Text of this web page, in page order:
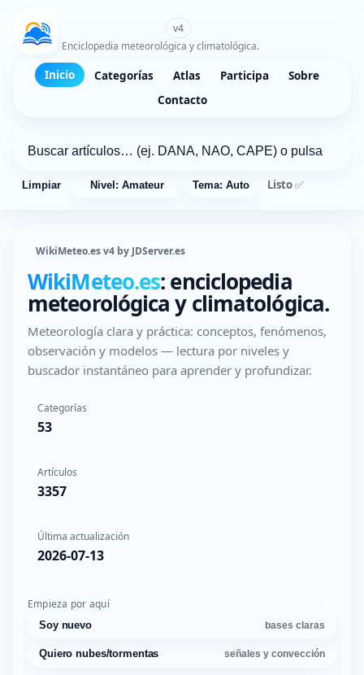
v4
Enciclopedia meteorológica y climatológica.
Inicio Categorías Atlas Participa
Sobre
Contacto
Limpiar Nivel: Amateur Tema: Auto Listo ✅
WikiMeteo.es v4 by JDServer.es
WikiMeteo.es: enciclopedia
meteorológica y climatológica.
Meteorología clara y práctica: conceptos, fenómenos,
observación y modelos — lectura por niveles y
buscador instantáneo para aprender y profundizar.
Categorías
53
Artículos
3357
Última actualización
2026-07-13
Empieza por aquí
Soy nuevo bases claras
Quiero nubes/tormentas señales y convección